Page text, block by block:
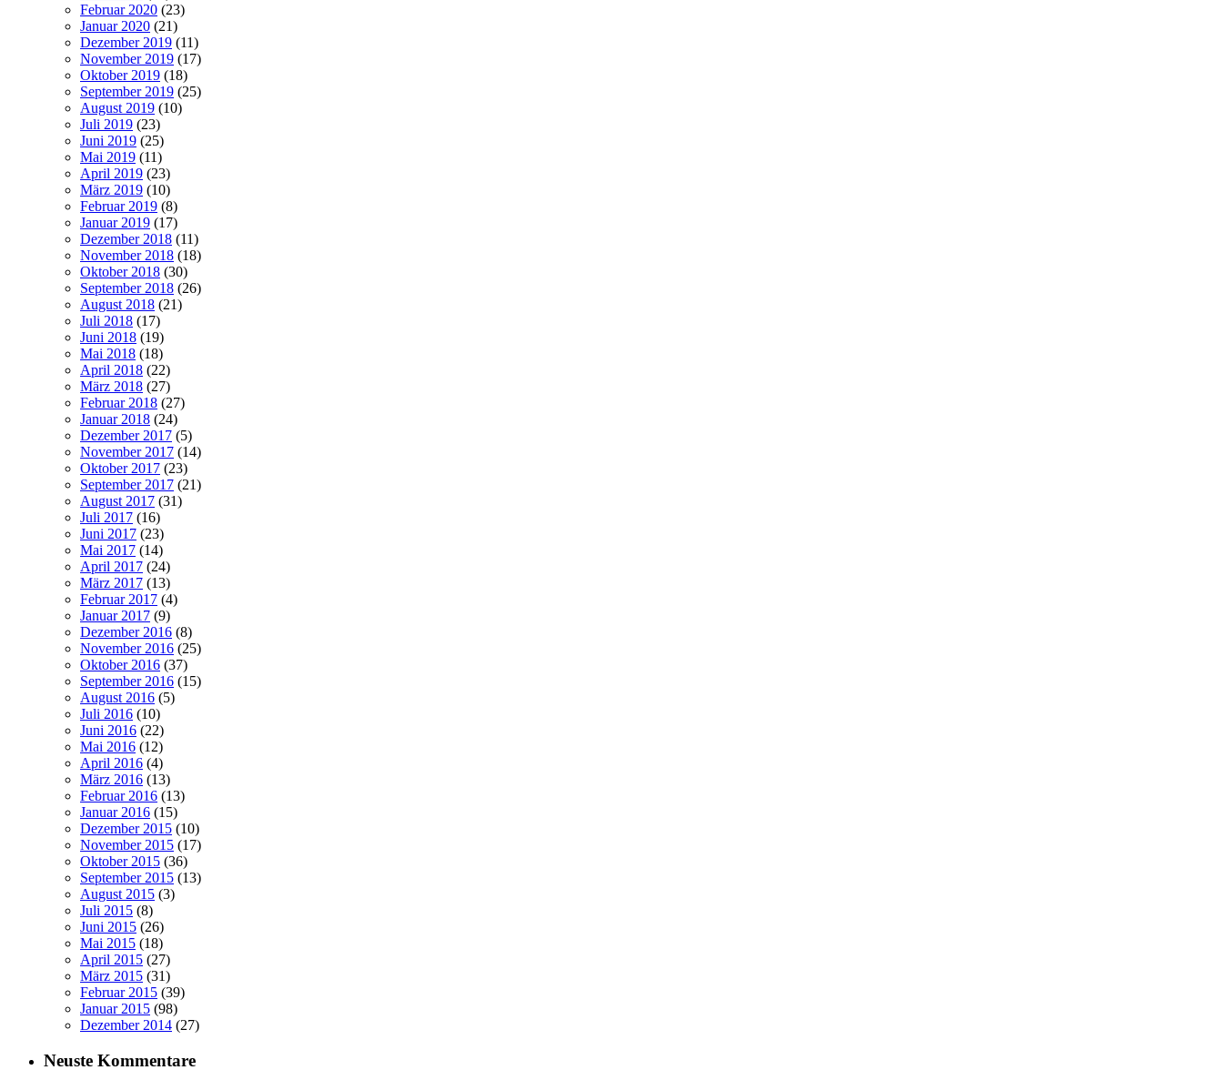
Februar 2020 (23)
Januar 2020 (21)
Dezember 2019 (11)
November 2019 (17)
Oktober 2019 (18)
September 2019 (25)
August 2019 (10)
Juli 2019 (23)
Juni 2019 (25)
Mai 2019 (11)
April 2019 (23)
März 2019 (10)
Februar 2019 (8)
Januar 2019 (17)
Dezember 2018 (11)
November 2018 (18)
Oktober 2018 (30)
September 2018 (26)
August 2018 (21)
Juli 2018 (17)
Juni 2018 (19)
Mai 2018 (18)
April 2018 (22)
März 2018 (27)
Februar 2018 (27)
Januar 2018 (24)
Dezember 2017 (5)
November 2017 (14)
Oktober 2017 (23)
September 2017 (21)
August 2017 (31)
Juli 2017 (16)
Juni 2017 (23)
Mai 2017 (14)
April 2017 (24)
März 2017 (13)
Februar 2017 (4)
Januar 2017 (9)
Dezember 2016 (8)
November 2016 (25)
Oktober 2016 (37)
September 2016 (15)
August 2016 (5)
Juli 2016 (10)
Juni 2016 (22)
Mai 2016 (12)
April 2016 (4)
März 2016 (13)
Februar 2016 (13)
Januar 2016 (15)
Dezember 2015 (10)
November 2015 (17)
Oktober 2015 (36)
September 2015 (13)
August 2015 (3)
Juli 2015 (8)
Juni 2015 (26)
Mai 2015 (18)
April 2015 (27)
März 2015 (31)
Februar 2015 (39)
Januar 2015 (98)
Dezember 2014 (27)
Neuste Kommentare